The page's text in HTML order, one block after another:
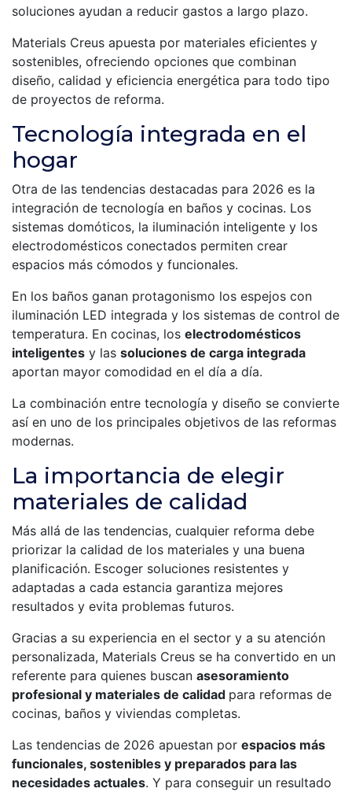
soluciones ayudan a reducir gastos a largo plazo.
Materials Creus apuesta por materiales eficientes y
sostenibles, ofreciendo opciones que combinan
diseño, calidad y eficiencia energética para todo tipo
de proyectos de reforma.
Tecnología integrada en el
hogar
Otra de las tendencias destacadas para 2026 es la
integración de tecnología en baños y cocinas. Los
sistemas domóticos, la iluminación inteligente y los
electrodomésticos conectados permiten crear
espacios más cómodos y funcionales.
En los baños ganan protagonismo los espejos con
iluminación LED integrada y los sistemas de control de
temperatura. En cocinas, los electrodomésticos
inteligentes y las soluciones de carga integrada
aportan mayor comodidad en el día a día.
La combinación entre tecnología y diseño se convierte
así en uno de los principales objetivos de las reformas
modernas.
La importancia de elegir
materiales de calidad
Más allá de las tendencias, cualquier reforma debe
priorizar la calidad de los materiales y una buena
planificación. Escoger soluciones resistentes y
adaptadas a cada estancia garantiza mejores
resultados y evita problemas futuros.
Gracias a su experiencia en el sector y a su atención
personalizada, Materials Creus se ha convertido en un
referente para quienes buscan asesoramiento
profesional y materiales de calidad para reformas de
cocinas, baños y viviendas completas.
Las tendencias de 2026 apuestan por espacios más
funcionales, sostenibles y preparados para las
necesidades actuales. Y para conseguir un resultado